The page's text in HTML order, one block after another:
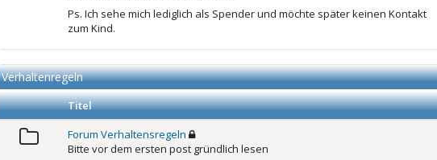
Ps. Ich sehe mich lediglich als Spender und möchte später keinen Kontakt
zum Kind.
Verhaltenregeln
Titel
Forum Verhaltensregeln
Bitte vor dem ersten post gründlich lesen